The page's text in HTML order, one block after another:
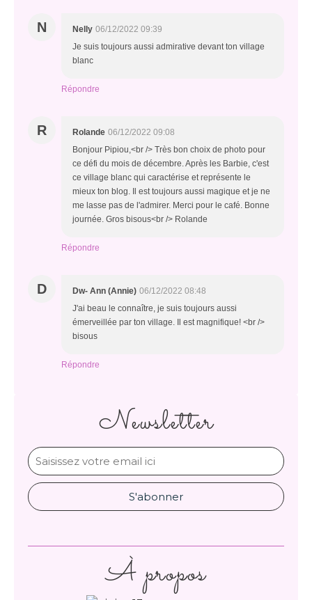
N Nelly 06/12/2022 09:39
Je suis toujours aussi admirative devant ton village
blanc
Répondre
R Rolande 06/12/2022 09:08
Bonjour Pipiou,<br /> Très bon choix de photo pour
ce défi du mois de décembre. Après les Barbie, c'est
ce village blanc qui caractérise et représente le
mieux ton blog. Il est toujours aussi magique et je ne
me lasse pas de l'admirer. Merci pour le café. Bonne
journée. Gros bisous<br /> Rolande
Répondre
D Dw- Ann (Annie) 06/12/2022 08:48
J'ai beau le connaître, je suis toujours aussi
émerveillée par ton village. Il est magnifique! <br />
bisous
Répondre
Newsletter
À propos